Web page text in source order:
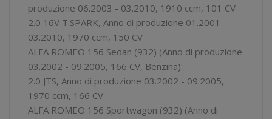
produzione 06.2003 - 03.2010, 1910 ccm, 101 CV
2.0 16V T.SPARK, Anno di produzione 01.2001 -
03.2010, 1970 ccm, 150 CV
ALFA ROMEO 156 Sedan (932) (Anno di produzione
03.2002 - 09.2005, 166 CV, Benzina):
2.0 JTS, Anno di produzione 03.2002 - 09.2005,
1970 ccm, 166 CV
ALFA ROMEO 156 Sportwagon (932) (Anno di